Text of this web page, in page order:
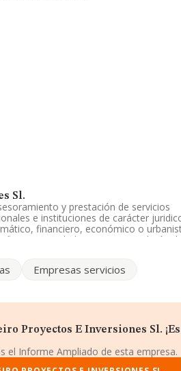
Sl.
y prestación de servicios
e instituciones de carácter
financiero, económico o
su actividad CNAE como 'Edición de
de importación y/o exportación.
de INFORMA, ha contado con un
través del teléfono 916404021.
Inversiones S.L, con CIF B85709491,
Madrid, Madrid.
datos de hasta 1.439 empresas, a
Empresas servicios
Proyectos E Inversiones Sl. ¡Es
el Informe Ampliado de esta empresa.